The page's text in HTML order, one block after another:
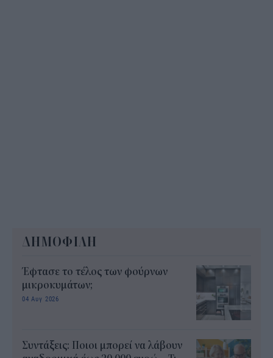
ΔΗΜΟΦΙΛΗ
Έφτασε το τέλος των φούρνων
μικροκυμάτων;
04 Αυγ 2026
Συντάξεις: Ποιοι μπορεί να λάβουν